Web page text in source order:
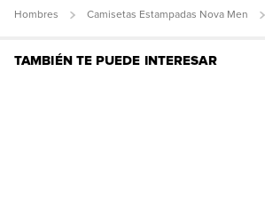
Hombres Camisetas Estampadas Nova Men
TAMBIÉN TE PUEDE INTERESAR